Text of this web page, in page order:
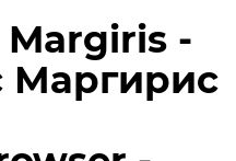
-
Маргирис